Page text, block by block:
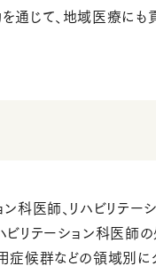
通じて、地域医療にも
ン科医師、リハビリテ
ビリテーション科医
用症候群などの領域別